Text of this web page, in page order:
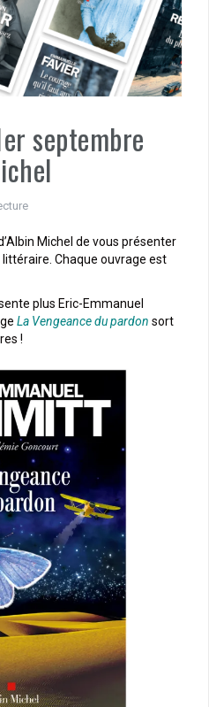
septembre
Michel de vous présenter
Chaque ouvrage est
plus Eric-Emmanuel
La Vengeance du pardon sort
!